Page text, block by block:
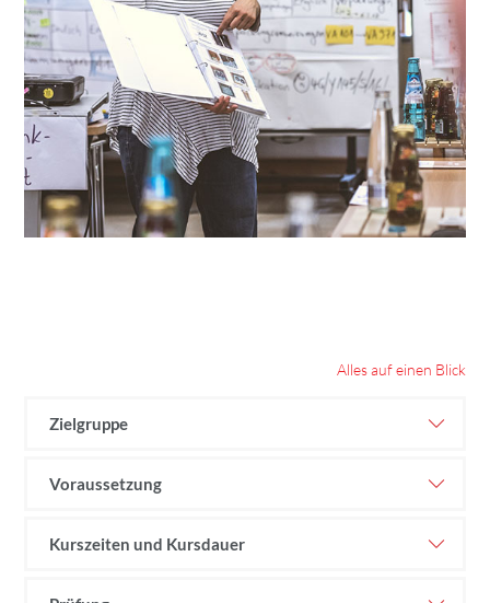
Alles auf einen Blick
Zielgruppe
Voraussetzung
Kurszeiten und Kursdauer